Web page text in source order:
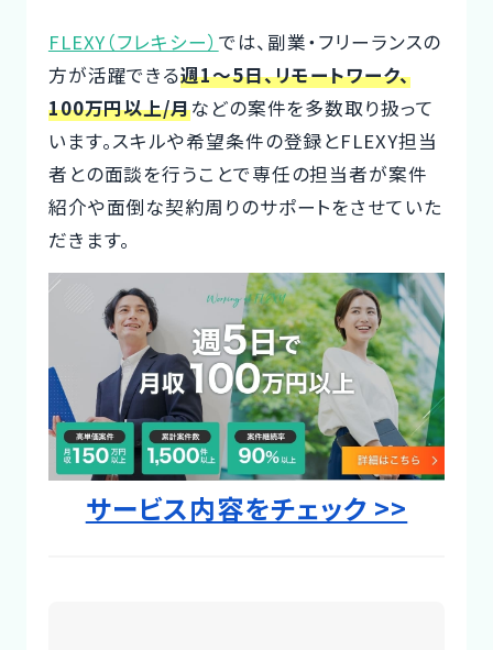
利用企業事例
Examples of companies
デザイナー
Designer
FLEXY（フレキシー） では、副業・フリーランスの
方が活躍できる週1～5日、リモートワーク、
100万円以上/月などの案件を多数取り扱って
います。スキルや希望条件の登録とFLEXY担当
者との面談を行うことで専任の担当者が案件
紹介や面倒な契約周りのサポートをさせていた
だきます。
サービス内容をチェック >>